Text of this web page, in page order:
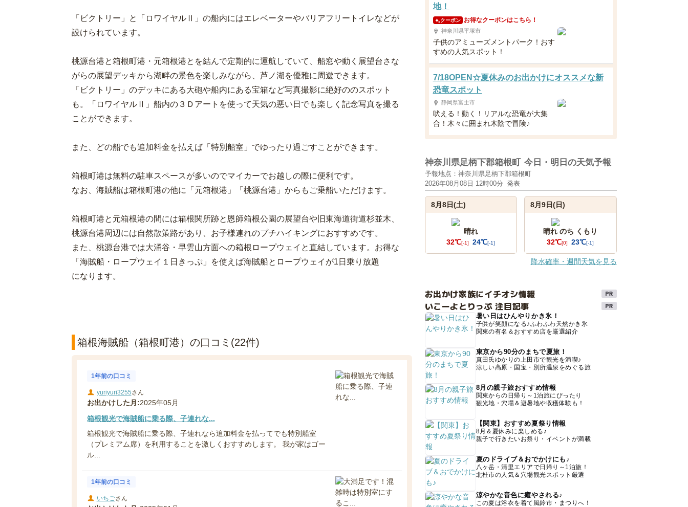
「ビクトリー」と「ロワイヤルⅡ」の船内にはエレベーターやバリアフリートイレなどが
設けられています。
桃源台港と箱根町港・元箱根港とを結んで定期的に運航していて、船窓や動く展望台さな
がらの展望デッキから湖畔の景色を楽しみながら、芦ノ湖を優雅に周遊できます。
「ビクトリー」のデッキにある大砲や船内にある宝箱など写真撮影に絶好ののスポット
も。「ロワイヤルⅡ」船内の３Ｄアートを使って天気の悪い日でも楽しく記念写真を撮る
ことができます。
また、どの船でも追加料金を払えば「特別船室」でゆったり過ごすことができます。
箱根町港は無料の駐車スペースが多いのでマイカーでお越しの際に便利です。
なお、海賊船は箱根町港の他に「元箱根港」「桃源台港」からもご乗船いただけます。
箱根町港と元箱根港の間には箱根関所跡と恩師箱根公園の展望台や旧東海道街道杉並木、
桃源台港周辺には自然散策路があり、お子様連れのプチハイキングにおすすめです。
また、桃源台港では大涌谷・早雲山方面への箱根ロープウェイと直結しています。お得な
「海賊船・ロープウェイ１日きっぷ」を使えば海賊船とロープウェイが1日乗り放題
になります。
箱根海賊船（箱根町港）の口コミ(22件)
1年前の口コミ
yuriyuri3255さん
お出かけした月:2025年05月
箱根観光で海賊船に乗る際、子連れな...
箱根観光で海賊船に乗る際、子連れなら追加料金を払ってでも特別船室
（プレミアム席）を利用することを激しくおすすめします。 我が家はゴー
ル...
1年前の口コミ
いちごさん
地！
クーポン お得なクーポンはこちら！
神奈川県平塚市
子供のアミューズメントパーク！おす
すめの人気スポット！
7/18OPEN☆夏休みのお出かけにオススメな新
恐竜スポット
静岡県富士市
吠える！動く！リアルな恐竜が大集
合！木々に囲まれ木陰で冒険♪
神奈川県足柄下郡箱根町 今日・明日の天気予報
予報地点：神奈川県足柄下郡箱根町
2026年08月08日 12時00分 発表
8月8日(土)
晴れ
32℃[-1] 24℃[-1]
8月9日(日)
晴れ のち くもり
32℃[0] 23℃[-1]
降水確率・週間天気を見る
お出かけ家族にイチオシ情報
いこーよとりっぷ 注目記事
暑い日はひんやりかき氷！
子供が笑顔になる♪ふわふわ天然かき氷
関東の有名＆おすすめ店を厳選紹介
東京から90分のまちで夏旅！
真田氏ゆかりの上田市で観光を満喫♪
涼しい高原・国宝・別所温泉をめぐる旅
8月の親子旅おすすめ情報
関東からの日帰り～1泊旅にぴったり
観光地・穴場＆避暑地や収穫体験も！
【関東】おすすめ夏祭り情報
8月＆夏休みに楽しめる♪
親子で行きたいお祭り・イベントが満載
夏のドライブ＆おでかけにも♪
八ヶ岳・清里エリアで日帰り～1泊旅！
北杜市の人気＆穴場観光スポット厳選
涼やかな音色に癒やされる♪
この夏は浴衣を着て風鈴市・まつりへ！